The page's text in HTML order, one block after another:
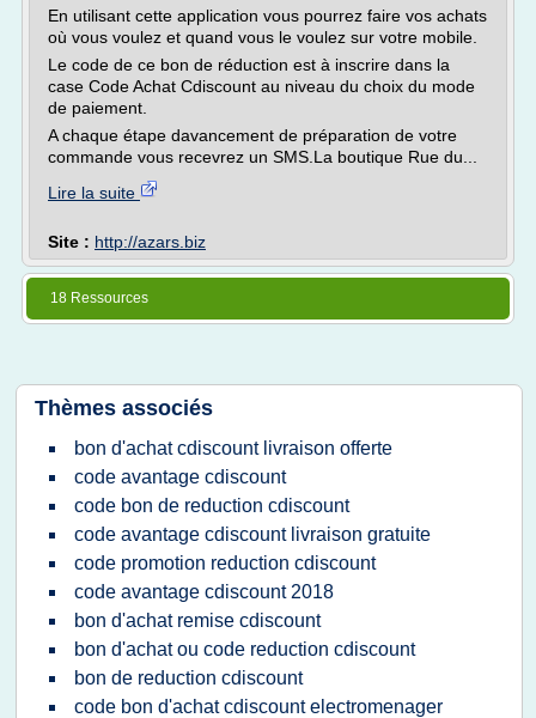
En utilisant cette application vous pourrez faire vos achats
où vous voulez et quand vous le voulez sur votre mobile.
Le code de ce bon de réduction est à inscrire dans la
case Code Achat Cdiscount au niveau du choix du mode
de paiement.
A chaque étape davancement de préparation de votre
commande vous recevrez un SMS.La boutique Rue du...
Lire la suite
Site : http://azars.biz
18 Ressources
Thèmes associés
bon d'achat cdiscount livraison offerte
code avantage cdiscount
code bon de reduction cdiscount
code avantage cdiscount livraison gratuite
code promotion reduction cdiscount
code avantage cdiscount 2018
bon d'achat remise cdiscount
bon d'achat ou code reduction cdiscount
bon de reduction cdiscount
code bon d'achat cdiscount electromenager